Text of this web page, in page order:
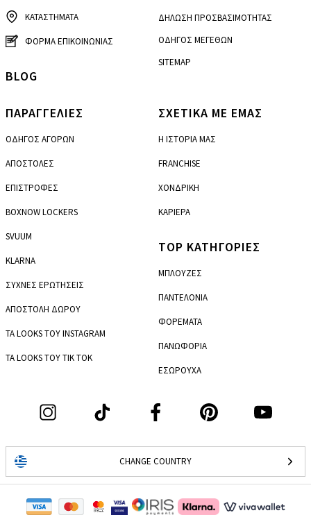
ΚΑΤΑΣΤΗΜΑΤΑ
ΦΟΡΜΑ ΕΠΙΚΟΙΝΩΝΙΑΣ
ΠΑΡΑΓΓΕΛΙΕΣ
ΟΔΗΓΟΣ ΑΓΟΡΩΝ
ΑΠΟΣΤΟΛΕΣ
ΕΠΙΣΤΡΟΦΕΣ
BOXNOW LOCKERS
SVUUM
KLARNA
ΣΥΧΝΕΣ ΕΡΩΤΗΣΕΙΣ
ΑΠΟΣΤΟΛΗ ΔΩΡΟΥ
ΤΑ LOOKS ΤΟΥ INSTAGRAM
ΤΑ LOOKS ΤΟΥ TIK TOK
ΔΗΛΩΣΗ ΠΡΟΣΒΑΣΙΜΟΤΗΤΑΣ
ΟΔΗΓΟΣ ΜΕΓΕΘΩΝ
SITEMAP
ΣΧΕΤΙΚΑ ΜΕ ΕΜΑΣ
Η ΙΣΤΟΡΙΑ ΜΑΣ
FRANCHISE
ΧΟΝΔΡΙΚΗ
ΚΑΡΙΕΡΑ
CHANGE COUNTRY
TOP ΚΑΤΗΓΟΡΙΕΣ
ΜΠΛΟΥΖΕΣ
ΠΑΝΤΕΛΟΝΙΑ
ΦΟΡΕΜΑΤΑ
ΠΑΝΩΦΟΡΙΑ
ΕΣΩΡΟΥΧΑ
BLOG